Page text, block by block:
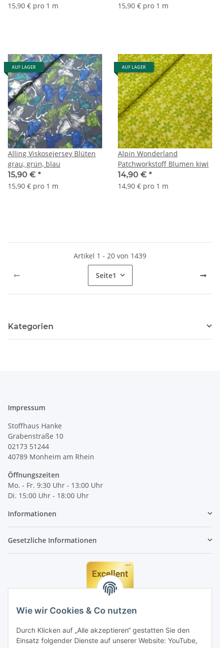
Wie wir Cookies & Co nutzen
Durch Klicken auf „Alle akzeptieren“ gestatten Sie den
Einsatz folgender Dienste auf unserer Website: YouTube,
15,90 € pro 1 m
15,90 € pro 1 m
AUF LAGER
Alling Viskosejersey Blüten
grau, grün, blau
15,90 € *
15,90 € pro 1 m
AUF LAGER
Alpin Wonderland
Patchworkstoff Blumen kiwi
14,90 € *
14,90 € pro 1 m
Artikel 1 - 20 von 1439
Seite1
Kategorien
Impressum
Stoffhaus Hanke
Grabenstraße 10
02173 51244
40789 Monheim am Rhein
Öffnungszeiten
Mo. - Fr. 9:30 Uhr - 13:00 Uhr
Di. 15:00 Uhr - 18:00 Uhr
Informationen
Gesetzliche Informationen